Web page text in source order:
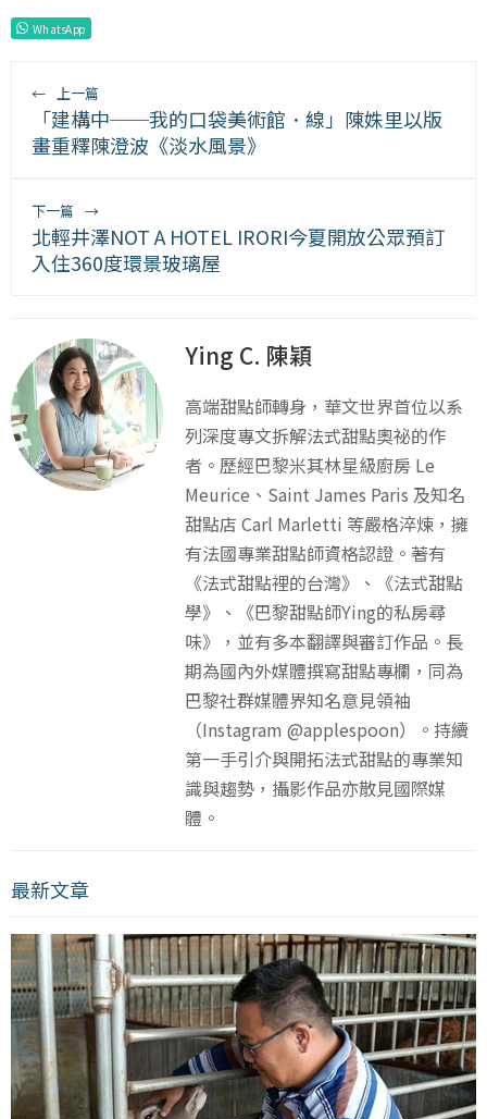
WhatsApp
← 上一篇
「建構中──我的口袋美術館．線」陳姝里以版
畫重釋陳澄波《淡水風景》
下一篇 →
北輕井澤NOT A HOTEL IRORI今夏開放公眾預訂
入住360度環景玻璃屋
Ying C. 陳穎
高端甜點師轉身，華文世界首位以系
列深度專文拆解法式甜點奧祕的作
者。歷經巴黎米其林星級廚房 Le
Meurice、Saint James Paris 及知名
甜點店 Carl Marletti 等嚴格淬煉，擁
有法國專業甜點師資格認證。著有
《法式甜點裡的台灣》、《法式甜點
學》、《巴黎甜點師Ying的私房尋
味》，並有多本翻譯與審訂作品。長
期為國內外媒體撰寫甜點專欄，同為
巴黎社群媒體界知名意見領袖
（Instagram @applespoon）。持續
第一手引介與開拓法式甜點的專業知
識與趨勢，攝影作品亦散見國際媒
體。
最新文章